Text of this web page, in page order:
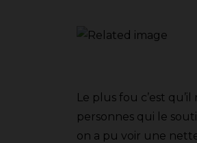
Le plus fou c’est
personnes qui le
on a pu voir une